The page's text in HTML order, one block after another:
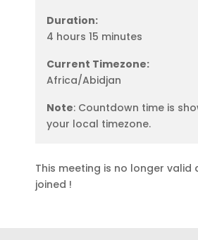
Duration:
4 hours 15 minutes
Current Timezone:
Africa/Abidjan
Note: Countdown time is
your local timezone.
This meeting is no longer valid
joined !